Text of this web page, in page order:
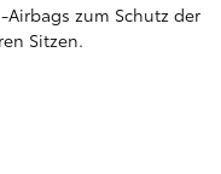
zum Schutz der
Sitzen.